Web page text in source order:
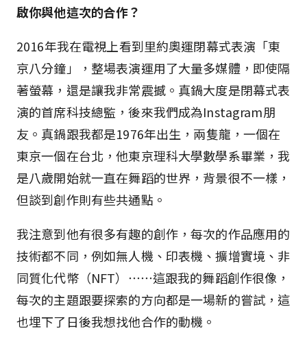
啟你與他這次的合作？
2016年我在電視上看到里約奧運閉幕式表演「東
京八分鐘」，整場表演運用了大量多媒體，即使隔
著螢幕，還是讓我非常震撼。真鍋大度是閉幕式表
演的首席科技總監，後來我們成為Instagram朋
友。真鍋跟我都是1976年出生，兩隻龍，一個在
東京一個在台北，他東京理科大學數學系畢業，我
是八歲開始就一直在舞蹈的世界，背景很不一樣，
但談到創作則有些共通點。
我注意到他有很多有趣的創作，每次的作品應用的
技術都不同，例如無人機、印表機、擴增實境、非
同質化代幣（NFT）⋯⋯這跟我的舞蹈創作很像，
每次的主題跟要探索的方向都是一場新的嘗試，這
也埋下了日後我想找他合作的動機。